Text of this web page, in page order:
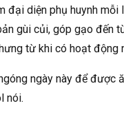
đại diện phụ huynh
gùi củi, góp gạo đến
từ khi có hoạt động
ngày này để được
nói.